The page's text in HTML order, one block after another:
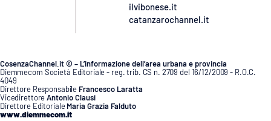
ilvibonese.it
catanzarochannel.it
CosenzaChannel.it © – L’informazione dell’area urbana e provincia
Diemmecom Società Editoriale - reg. trib. CS n. 2709 del 16/12/2009 - R.O.C.
4049
Direttore Responsabile Francesco Laratta
VicedirettoreAntonio Clausi
Direttore Editoriale Maria Grazia Falduto
www.diemmecom.it